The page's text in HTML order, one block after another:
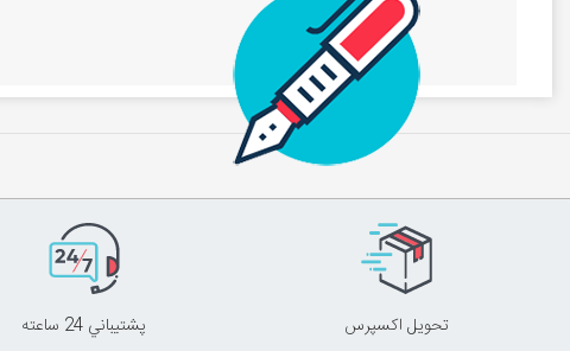
تحويل اکسپرس پشتيباني 24 ساعته